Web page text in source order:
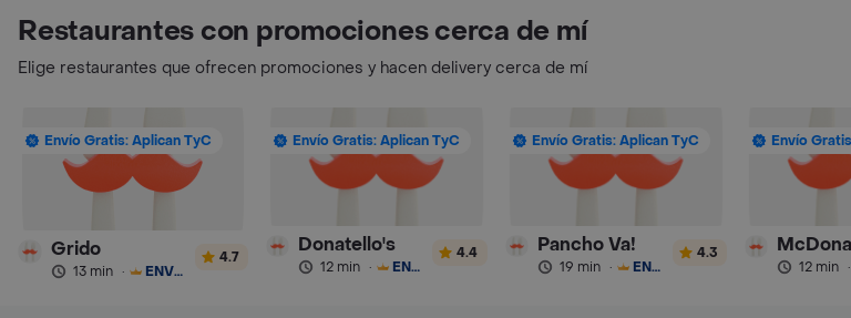
Restaurantes con promociones cerca de mí
Elige restaurantes que ofrecen promociones y hacen delivery cerca de mí
Envío Gratis: Aplican TyC
Grido
13 min · ENVÍO GRATIS
4.7
Envío Gratis: Aplican TyC
Donatello's
12 min · ENVÍO GRATIS
4.4
Envío Gratis: Aplican TyC
Pancho Va!
19 min · ENVÍO GRATIS
4.3
Envío
12 min ·